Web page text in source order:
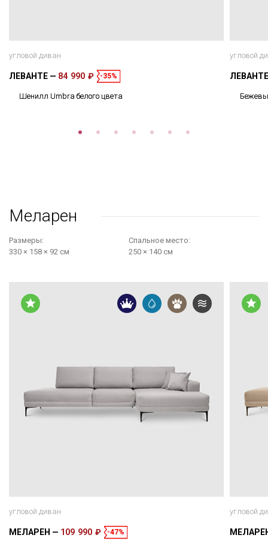
угловой диван
ЛЕВАНТЕ 84 990 ₽ -35%
Шенилл Umbra белого цвета
угловой
Меларен
Размеры:
330 × 158 × 92 см
Cпальное место:
250 × 140 см
угловой диван
МЕЛАРЕН 109 990 ₽ -47%
угловой